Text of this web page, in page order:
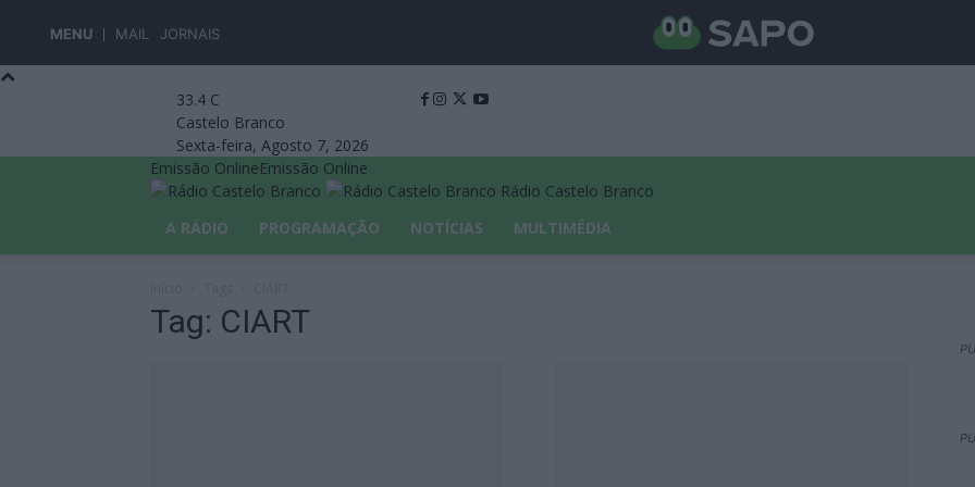
MENU MAIL JORNAIS
33.4 C
Castelo Branco
Sexta-feira, Agosto 7, 2026
Emissão OnlineEmissão Online
Rádio Castelo Branco
A RÁDIO
PROGRAMAÇÃO NOTÍCIAS MULTIMÉDIA
Tag: CIART